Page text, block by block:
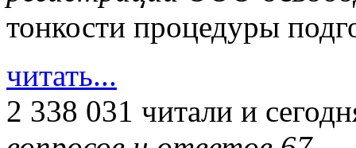
тонкости процедуры
читать...
2 338 031 читали и